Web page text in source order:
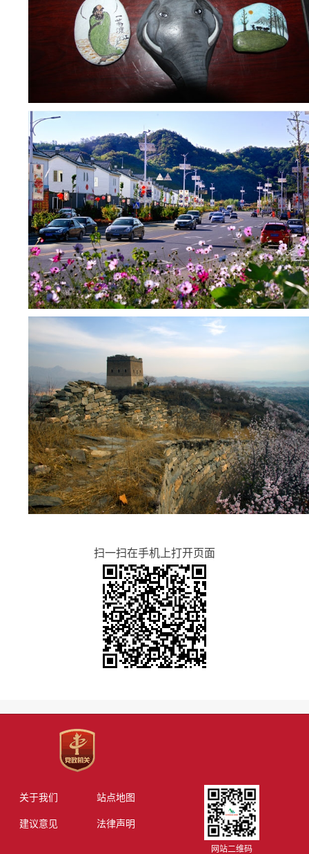
扫一扫在手机上打开页面
关于我们 站点地图
建议意见 法律声明
网站二维码